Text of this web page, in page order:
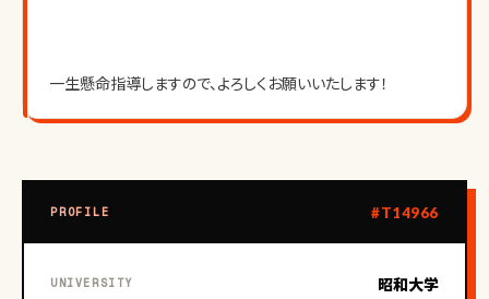
一生懸命指導しますので、よろしくお願いいたします！
PROFILE #T14966
UNIVERSITY 昭和大学